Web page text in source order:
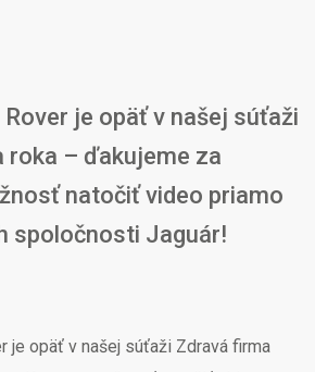
je opäť v našej súťaži
roka – ďakujeme za
natočiť video priamo
spoločnosti Jaguár!
je opäť v našej súťaži Zdravá firma